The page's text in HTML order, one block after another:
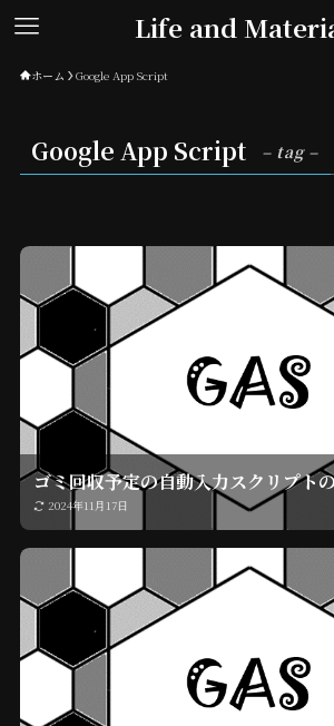
Life and
ホーム Google App Script
Google App Script – tag –
ゴミ回収予定の自動入力スクリプト
2024年11月17日